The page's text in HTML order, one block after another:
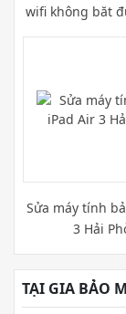
wifi không băt
Sửa máy tính
3 Hải
TẠI GIA BẢO